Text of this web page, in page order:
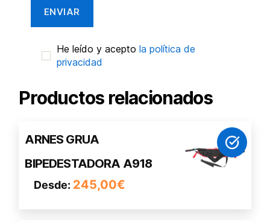
He leído y aceptola política de
privacidad
Productos relacionados
ARNES GRUA
BIPEDESTADORA A918
Desde: 245,00€
Este
tiene
múltiples
Las